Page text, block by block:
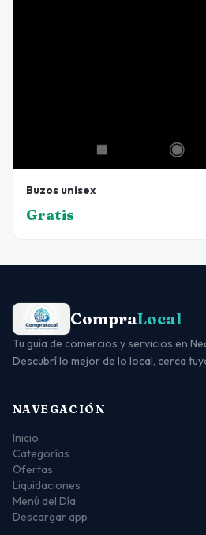
Buzos unisex
Gratis
CompraLocal
Tu guía de comercios y servicios en
Descubrí lo mejor de lo local, cerca
NAVEGACIÓN
Inicio
Categorías
Ofertas
Liquidaciones
Menú del Día
Descargar app